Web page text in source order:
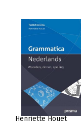
Henriëtte Houët